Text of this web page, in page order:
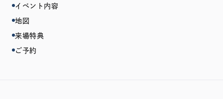
イベント内容
地図
来場特典
ご予約